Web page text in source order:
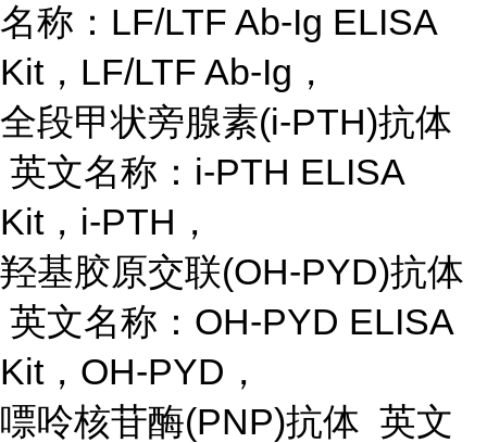
名称：LF/LTF Ab-Ig ELISA
Kit，LF/LTF Ab-Ig，
全段甲状旁腺素(i-PTH)抗体
英文名称：i-PTH ELISA
Kit，i-PTH，
羟基胶原交联(OH-PYD)抗体
英文名称：OH-PYD ELISA
Kit，OH-PYD，
嘌呤核苷酶(PNP)抗体 英文